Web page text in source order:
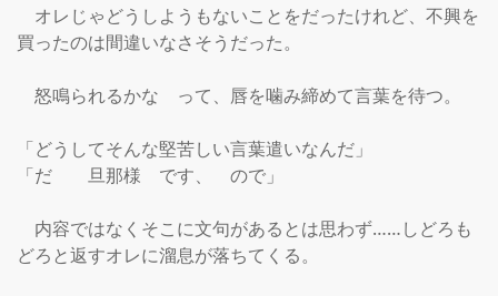
オレじゃどうしようもないことをだったけれど、不興を
買ったのは間違いなさそうだった。
怒鳴られるかな　って、唇を噛み締めて言葉を待つ。
「どうしてそんな堅苦しい言葉遣いなんだ」
「だ　　旦那様　です、　ので」
内容ではなくそこに文句があるとは思わず……しどろも
どろと返すオレに溜息が落ちてくる。